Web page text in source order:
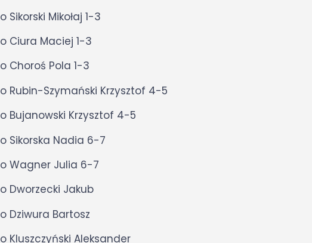
o Sikorski Mikołaj 1-3
o Ciura Maciej 1-3
o Choroś Pola 1-3
o Rubin-Szymański Krzysztof 4-5
o Bujanowski Krzysztof 4-5
o Sikorska Nadia 6-7
o Wagner Julia 6-7
o Dworzecki Jakub
o Dziwura Bartosz
o Kluszczyński Aleksander